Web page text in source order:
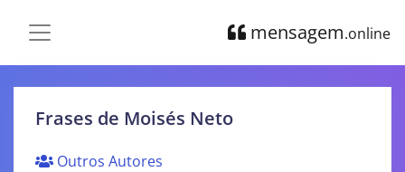
mensagem.online
Frases de Moisés Neto
Outros Autores